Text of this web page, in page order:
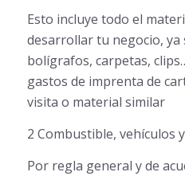
Esto incluye todo el
desarrollar tu negocio, ya
bolígrafos, carpetas,
gastos de imprenta de
visita o material similar
2 Combustible, vehículos
Por regla general y de